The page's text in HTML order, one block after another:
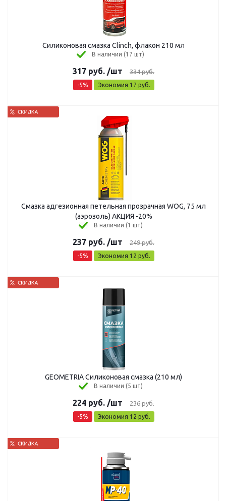
Силиконовая смазка Clinch, флакон 210 мл
В наличии (17 шт)
317 руб. /шт 334руб.
-5% Экономия 17 руб.
Смазка адгезионная петельная прозрачная WOG, 75 мл
(аэрозоль) АКЦИЯ -20%
В наличии (1 шт)
237 руб. /шт 249руб.
-5% Экономия 12 руб.
GEOMETRIA Силиконовая смазка (210 мл)
В наличии (5 шт)
224 руб. /шт 236руб.
-5% Экономия 12 руб.